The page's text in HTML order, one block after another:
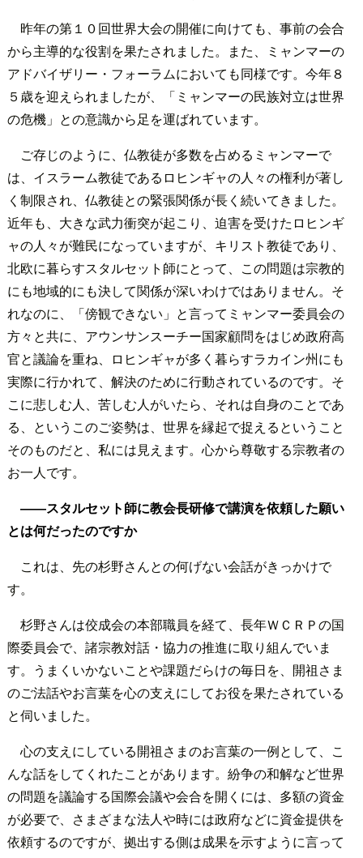
昨年の第１０回世界大会の開催に向けても、事前の会合
から主導的な役割を果たされました。また、ミャンマーの
アドバイザリー・フォーラムにおいても同様です。今年８
５歳を迎えられましたが、「ミャンマーの民族対立は世界
の危機」との意識から足を運ばれています。
ご存じのように、仏教徒が多数を占めるミャンマーで
は、イスラーム教徒であるロヒンギャの人々の権利が著し
く制限され、仏教徒との緊張関係が長く続いてきました。
近年も、大きな武力衝突が起こり、迫害を受けたロヒンギ
ャの人々が難民になっていますが、キリスト教徒であり、
北欧に暮らすスタルセット師にとって、この問題は宗教的
にも地域的にも決して関係が深いわけではありません。そ
れなのに、「傍観できない」と言ってミャンマー委員会の
方々と共に、アウンサンスーチー国家顧問をはじめ政府高
官と議論を重ね、ロヒンギャが多く暮らすラカイン州にも
実際に行かれて、解決のために行動されているのです。そ
こに悲しむ人、苦しむ人がいたら、それは自身のことであ
る、というこのご姿勢は、世界を縁起で捉えるということ
そのものだと、私には見えます。心から尊敬する宗教者の
お一人です。
――スタルセット師に教会長研修で講演を依頼した願い
とは何だったのですか
これは、先の杉野さんとの何げない会話がきっかけで
す。
杉野さんは佼成会の本部職員を経て、長年ＷＣＲＰの国
際委員会で、諸宗教対話・協力の推進に取り組んでいま
す。うまくいかないことや課題だらけの毎日を、開祖さま
のご法話やお言葉を心の支えにしてお役を果たされている
と伺いました。
心の支えにしている開祖さまのお言葉の一例として、こ
んな話をしてくれたことがあります。紛争の和解など世界
の問題を議論する国際会議や会合を開くには、多額の資金
が必要で、さまざまな法人や時には政府などに資金提供を
依頼するのですが、拠出する側は成果を示すように言って